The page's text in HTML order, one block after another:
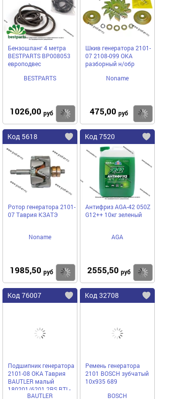
Бензошланг 4 метра
BESTPARTS BP008053
европодвес
BESTPARTS
1026,00 руб Купить
Шкив генератора 2101-
07 2108-099 ОКА
разборный н/обр
Noname
475,00 руб
Код 5618
Ротор генератора 2101-
07 Таврия КЗАТЭ
Noname
1985,50 руб Купить
Код 7520
Антифриз AGA-42 050Z
G12++ 10кг зеленый
AGA
2555,50 руб
Код 76007
Подшипник генератора
2101-08 ОКА Таврия
BAUTLER малый
180201/6201 2RS BTL-
BAUTLER
Код 32708
Ремень генератора
2101 BOSCH зубчатый
10х935 689
BOSCH